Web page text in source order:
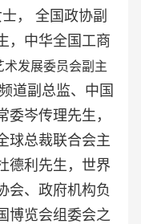
， 全国政协副
，中华全国工商
术发展委员会副主
道副总监、中国
岑传理先生，
球总裁联合会主
德利先生，世界
会、政府机构负
博览会组委会之